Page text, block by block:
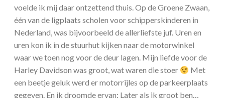
voelde ik mij daar ontzettend thuis. Op de Groene Zwaan,
één van de ligplaats scholen voor schipperskinderen in
Nederland, was bijvoorbeeld de allerliefste juf. Uren en
uren kon ik in de stuurhut kijken naar de motorwinkel
waar we toen nog voor de deur lagen. Mijn liefde voor de
Harley Davidson was groot, wat waren die stoer
Met
een beetje geluk werd er motorrijles op de parkeerplaats
gegeven. En ik droomde ervan: Later als ik groot ben…